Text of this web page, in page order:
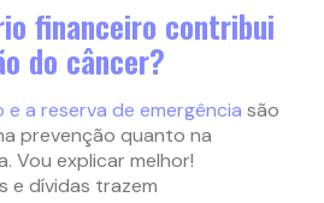
financeiro contribui
do câncer?
a reserva de emergência são
prevenção quanto na
Vou explicar melhor!
e dívidas trazem